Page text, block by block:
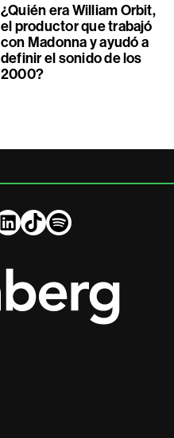
¿Quién era William Orbit,
el productor que trabajó
con Madonna y ayudó a
definir el sonido de los
2000?